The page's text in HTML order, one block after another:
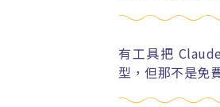
有工具把
型，但那不是免